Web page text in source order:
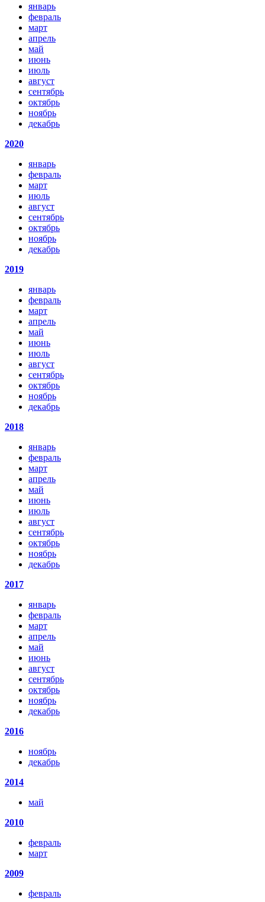
январь
февраль
март
апрель
май
июнь
июль
август
сентябрь
октябрь
ноябрь
декабрь
2020
январь
февраль
март
июль
август
сентябрь
октябрь
ноябрь
декабрь
2019
январь
февраль
март
апрель
май
июнь
июль
август
сентябрь
октябрь
ноябрь
декабрь
2018
январь
февраль
март
апрель
май
июнь
июль
август
сентябрь
октябрь
ноябрь
декабрь
2017
январь
февраль
март
апрель
май
июнь
август
сентябрь
октябрь
ноябрь
декабрь
2016
ноябрь
декабрь
2014
май
2010
февраль
март
2009
февраль